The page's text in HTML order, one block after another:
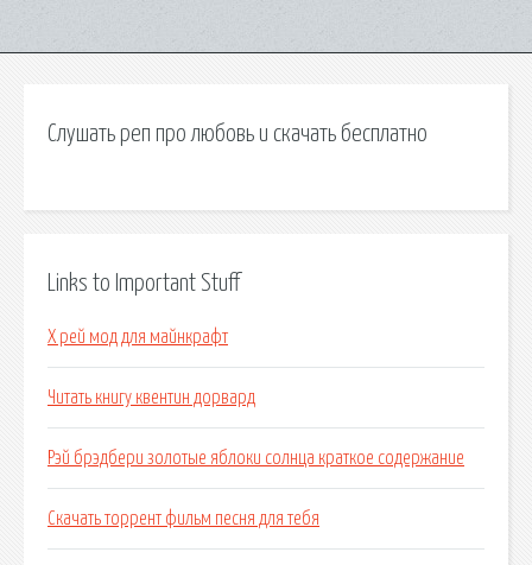
Слушать реп про любовь и скачать бесплатно
Links to Important Stuff
Х рей мод для майнкрафт
Читать книгу квентин дорвард
Рэй брэдбери золотые яблоки солнца краткое содержание
Скачать торрент фильм песня для тебя